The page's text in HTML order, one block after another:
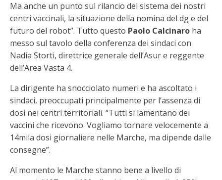
Ma anche un punto sul rilancio del sistema dei nostri
centri vaccinali, la situazione della nomina del dg e del
futuro del robot”. Tutto questo Paolo Calcinaro ha
messo sul tavolo della conferenza dei sindaci con
Nadia Storti, direttrice generale dell’Asur e reggente
dell’Area Vasta 4.
La dirigente ha snocciolato numeri e ha ascoltato i
sindaci, preoccupati principalmente per l’assenza di
dosi nei centri territoriali. “Tutti si lamentano dei
vaccini che ricevono. Vogliamo tornare velocemente a
14mila dosi giornaliere nelle Marche, ma dipende dalle
consegne”.
Al momento le Marche stanno bene a livello di